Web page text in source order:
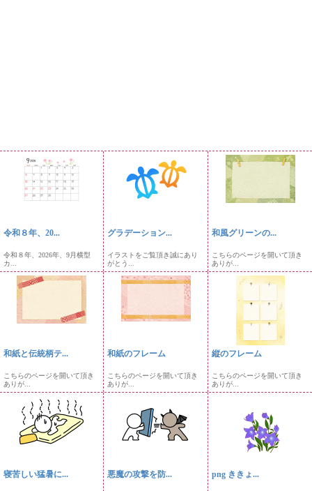
令和８年、20...
令和８年、2026年、9月横型
カ...
グラデーション...
イラストをご覧頂き誠にあり
がとう...
和風グリーンの...
こちらのページを開いて頂き
ありが...
和紙と伝統柄テ...
こちらのページを開いて頂き
ありが...
和紙のフレーム
こちらのページを開いて頂き
ありが...
縦のフレーム
こちらのページを開いて頂き
ありが...
寝苦しい猛暑に... 悪魔の攻撃を防... png ききょ...